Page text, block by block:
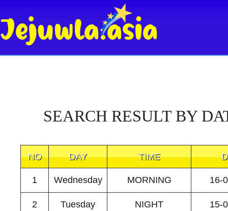
SEARCH RESULT BY
NO DAY TIME
1 Wednesday MORNING 16-
2 Tuesday NIGHT 15-